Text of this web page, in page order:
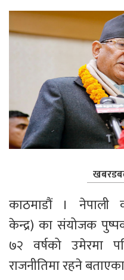
काठमाडौं । नेपाली
केन्द्र) का संयोजक
७२ वर्षको उमेरमा
राजनीतिमा रहने